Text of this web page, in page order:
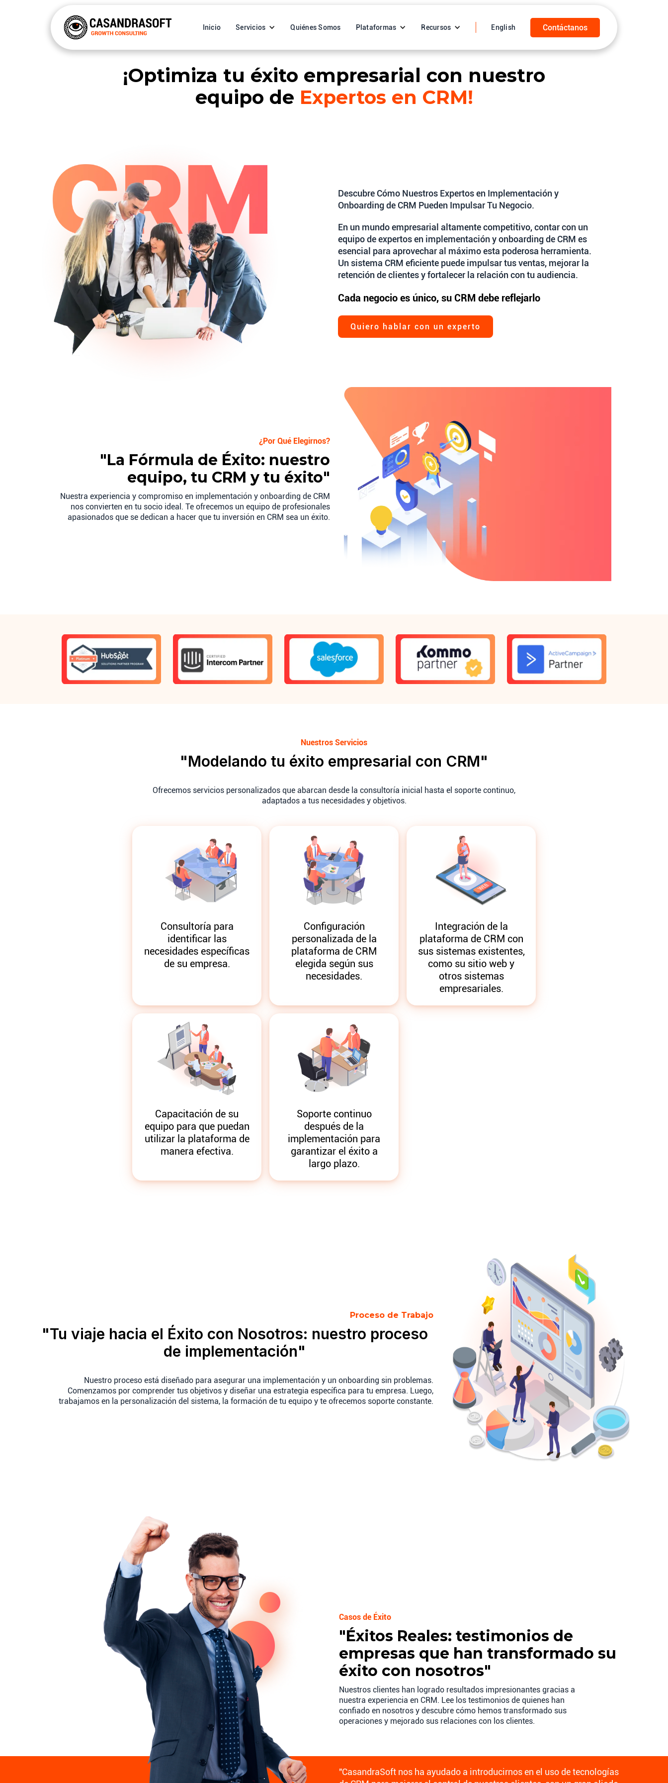
Inicio Servicios Quiénes Somos Plataformas Recursos English Contáctanos
¡Optimiza tu éxito empresarial con nuestro
equipo de Expertos en CRM!
Descubre Cómo Nuestros Expertos en Implementación y
Onboarding de CRM Pueden Impulsar Tu Negocio.
En un mundo empresarial altamente competitivo, contar con un
equipo de expertos en implementación y onboarding de CRM es
esencial para aprovechar al máximo esta poderosa herramienta.
Un sistema CRM eficiente puede impulsar tus ventas, mejorar la
retención de clientes y fortalecer la relación con tu audiencia.
Cada negocio es único, su CRM debe reflejarlo
Quiero hablar con un experto
¿Por Qué Elegirnos?
"La Fórmula de Éxito: nuestro
equipo, tu CRM y tu éxito"
Nuestra experiencia y compromiso en implementación y onboarding de CRM
nos convierten en tu socio ideal. Te ofrecemos un equipo de profesionales
apasionados que se dedican a hacer que tu inversión en CRM sea un éxito.
Nuestros Servicios
"Modelando tu éxito empresarial con CRM"
Ofrecemos servicios personalizados que abarcan desde la consultoría inicial hasta el soporte continuo,
adaptados a tus necesidades y objetivos.
Consultoría para
identificar las
necesidades específicas
de su empresa.
Configuración
personalizada de la
plataforma de CRM
elegida según sus
necesidades.
Integración de la
plataforma de CRM con
sus sistemas existentes,
como su sitio web y
otros sistemas
empresariales.
Capacitación de su
equipo para que puedan
utilizar la plataforma de
manera efectiva.
Soporte continuo
después de la
implementación para
garantizar el éxito a
largo plazo.
Proceso de Trabajo
"Tu viaje hacia el Éxito con Nosotros: nuestro proceso
de implementación"
Nuestro proceso está diseñado para asegurar una implementación y un onboarding sin problemas.
Comenzamos por comprender tus objetivos y diseñar una estrategia específica para tu empresa. Luego,
trabajamos en la personalización del sistema, la formación de tu equipo y te ofrecemos soporte constante.
Casos de Éxito
"Éxitos Reales: testimonios de
empresas que han transformado su
éxito con nosotros"
Nuestros clientes han logrado resultados impresionantes gracias a
nuestra experiencia en CRM. Lee los testimonios de quienes han
confiado en nosotros y descubre cómo hemos transformado sus
operaciones y mejorado sus relaciones con los clientes.
"CasandraSoft nos ha ayudado a introducirnos en el uso de tecnologías